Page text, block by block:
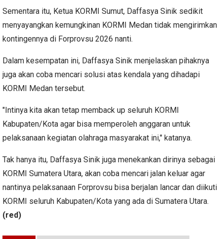
Sementara itu, Ketua KORMI Sumut, Daffasya Sinik sedikit
menyayangkan kemungkinan KORMI Medan tidak mengirimkan
kontingennya di Forprovsu 2026 nanti.
Dalam kesempatan ini, Daffasya Sinik menjelaskan pihaknya
juga akan coba mencari solusi atas kendala yang dihadapi
KORMI Medan tersebut.
"Intinya kita akan tetap memback up seluruh KORMI
Kabupaten/Kota agar bisa memperoleh anggaran untuk
pelaksanaan kegiatan olahraga masyarakat ini," katanya.
Tak hanya itu, Daffasya Sinik juga menekankan dirinya sebagai
KORMI Sumatera Utara, akan coba mencari jalan keluar agar
nantinya pelaksanaan Forprovsu bisa berjalan lancar dan diikuti
KORMI seluruh Kabupaten/Kota yang ada di Sumatera Utara.
(red)